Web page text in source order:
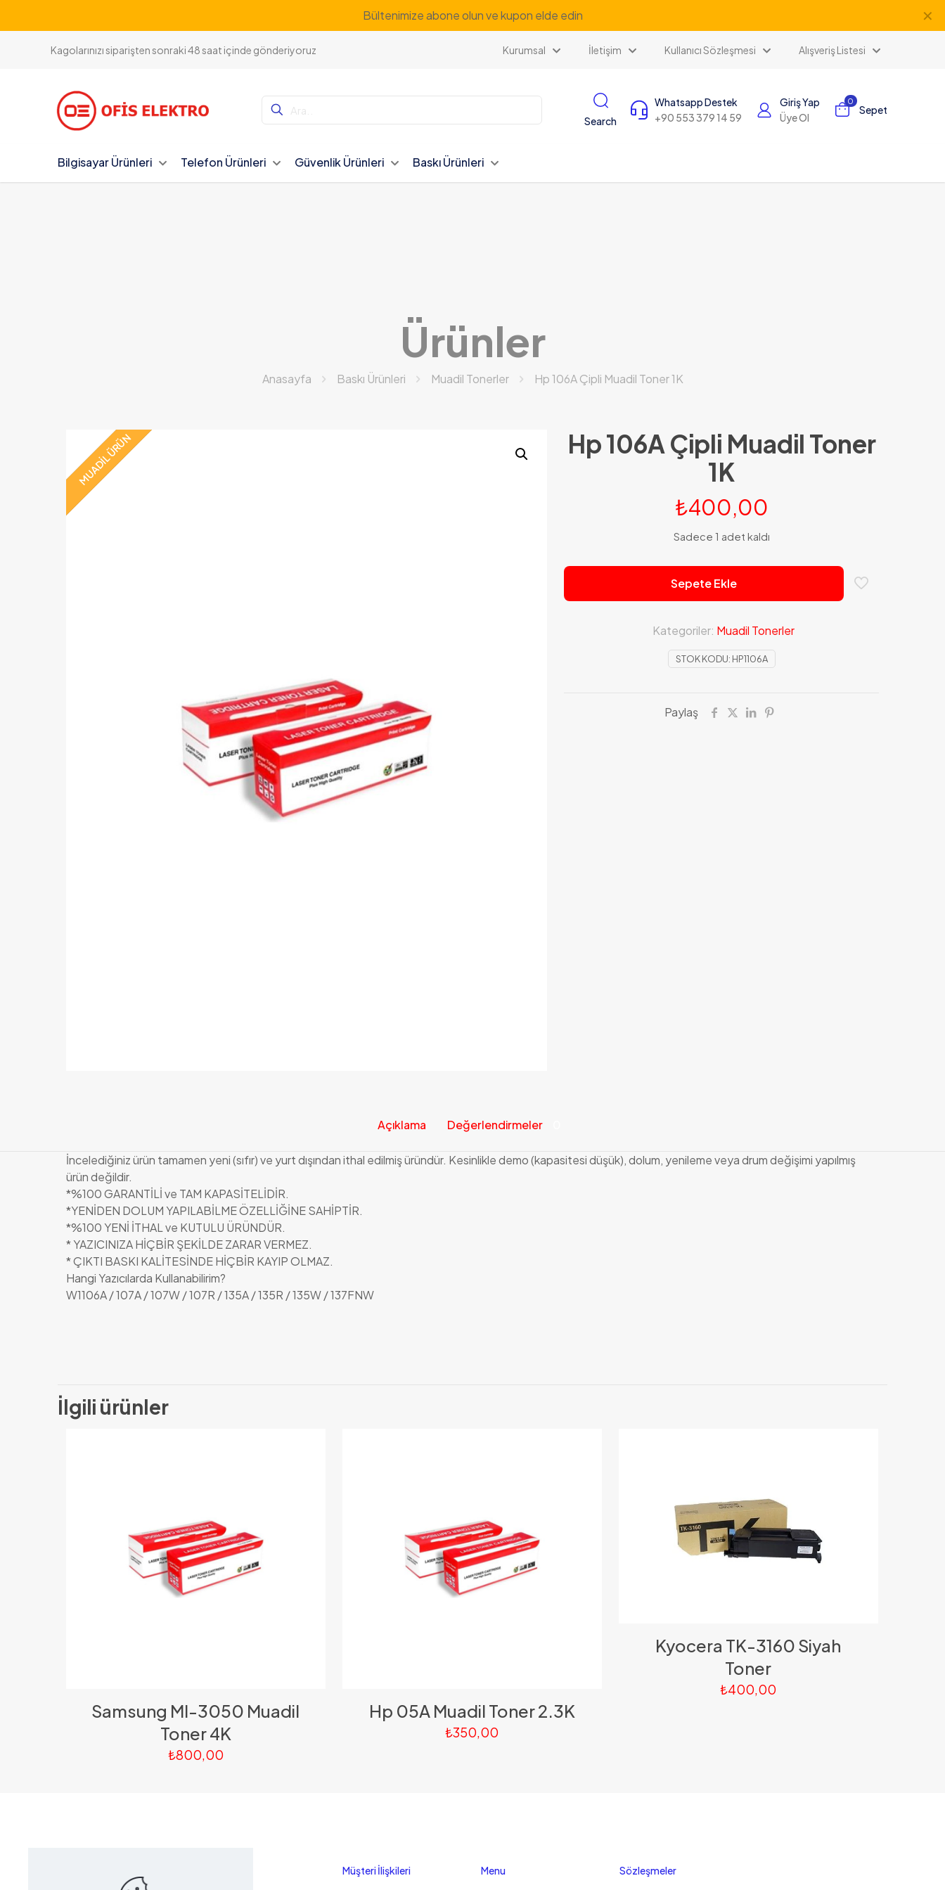
Bültenimize abone olun ve kupon elde edin ✕
Kagolarınızı siparişten sonraki 48 saat içinde gönderiyoruz Kurumsal İletişim Kullanıcı Sözleşmesi Alışveriş Listesi
Search
Whatsapp Destek
+90 553 379 14 59
Giriş Yap
Üye Ol
0
Sepet
Bilgisayar Ürünleri Telefon Ürünleri Güvenlik Ürünleri Baskı Ürünleri
Ürünler
Anasayfa Baskı Ürünleri Muadil Tonerler Hp 106A Çipli Muadil Toner 1K
MUADİL ÜRÜN
Hp 106A Çipli Muadil Toner
1K
₺400,00
Sadece 1 adet kaldı
Sepete Ekle
STOK KODU: HP1106A
Kategoriler: Muadil Tonerler
Paylaş
Açıklama Değerlendirmeler
İncelediğiniz ürün tamamen yeni (sıfır) ve yurt dışından ithal edilmiş üründür. Kesinlikle demo (kapasitesi düşük), dolum, yenileme veya drum değişimi yapılmış
ürün değildir.
*%100 GARANTİLİ ve TAM KAPASİTELİDİR.
*YENİDEN DOLUM YAPILABİLME ÖZELLİĞİNE SAHİPTİR.
*%100 YENİ İTHAL ve KUTULU ÜRÜNDÜR.
* YAZICINIZA HİÇBİR ŞEKİLDE ZARAR VERMEZ.
* ÇIKTI BASKI KALİTESİNDE HİÇBİR KAYIP OLMAZ.
Hangi Yazıcılarda Kullanabilirim?
W1106A / 107A / 107W / 107R / 135A / 135R / 135W / 137FNW
İlgili ürünler
Samsung Ml-3050 Muadil
Toner 4K
₺800,00
Hp 05A Muadil Toner 2.3K
₺350,00
Kyocera TK-3160 Siyah
Toner
₺400,00
Bize Ulaşın Müşteri İlişkileri Menu Sözleşmeler